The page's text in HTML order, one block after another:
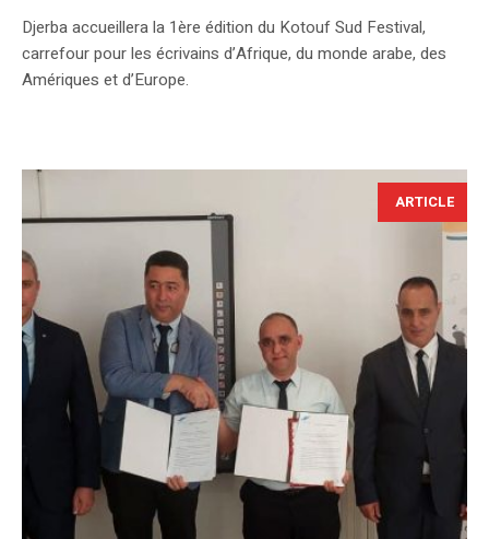
Djerba accueillera la 1ère édition du Kotouf Sud Festival,
carrefour pour les écrivains d’Afrique, du monde arabe, des
Amériques et d’Europe.
ARTICLE